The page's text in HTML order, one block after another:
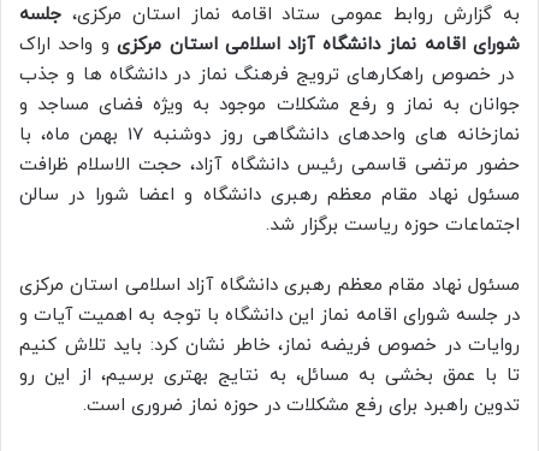
به گزارش روابط عمومی ستاد اقامه نماز استان مرکزی، جلسه
شورای اقامه نماز دانشگاه آزاد اسلامی استان مرکزیو واحد اراک
در خصوص راهکارهای ترویج فرهنگ نماز در دانشگاه ها و جذب
جوانان به نماز و رفع مشکلات موجود به ویژه فضای مساجد و
نمازخانه های واحدهای دانشگاهی روز دوشنبه 17 بهمن ماه، با
حضور مرتضی قاسمی رئیس دانشگاه آزاد، حجت الاسلام ظرافت
مسئول نهاد مقام معظم رهبری دانشگاه و اعضا شورا در سالن
اجتماعات حوزه ریاست برگزار شد.
مسئول نهاد مقام معظم رهبری دانشگاه آزاد اسلامی استان مرکزی
در جلسه شورای اقامه نماز این دانشگاه با توجه به اهمیت آیات و
روایات در خصوص فریضه نماز، خاطر نشان کرد: باید تلاش کنیم
تا با عمق بخشی به مسائل، به نتایج بهتری برسیم، از این رو
تدوین راهبرد برای رفع مشکلات در حوزه نماز ضروری است.